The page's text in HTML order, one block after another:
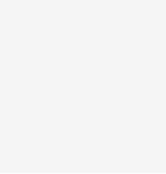
jarras, grifos y sistemas compatibles
de agua filtrada fría
en tu hogar
en casa?
sabor y sin depender de botellas?
lograrlo con diferentes soluciones, desde una
fría”, en qué se diferencia de otras opciones, qué
y diferencias